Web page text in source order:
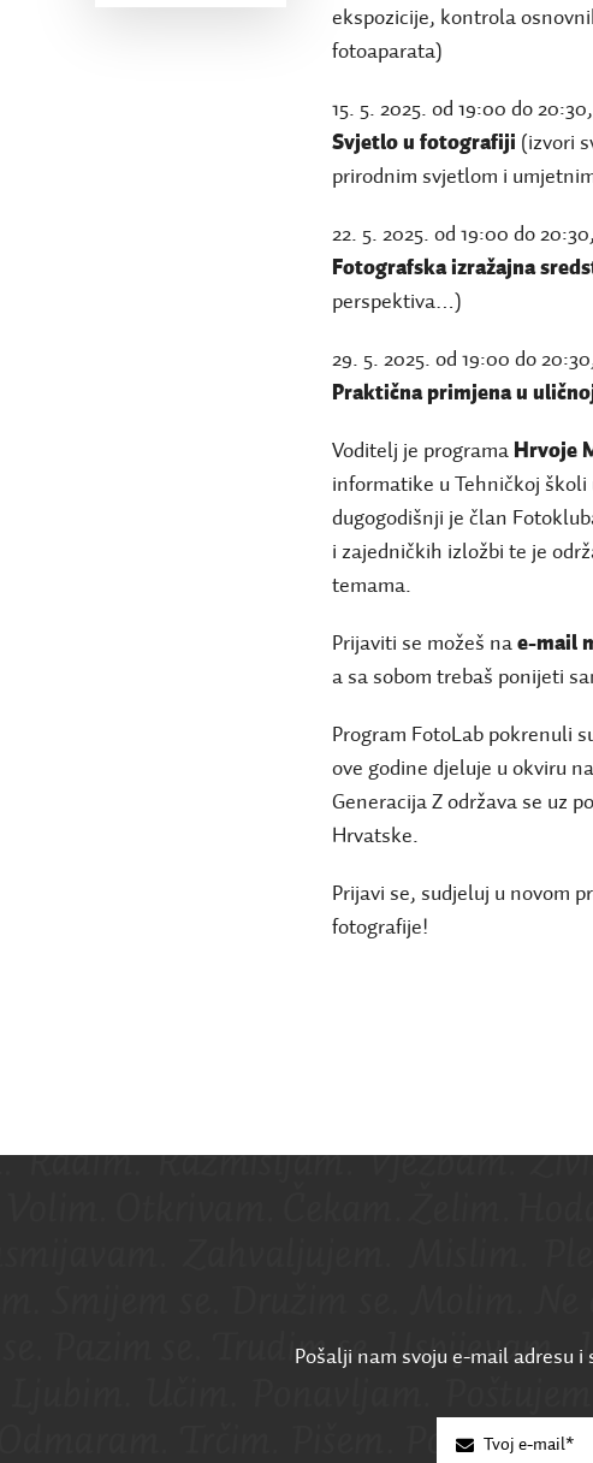
ekspozicije, kontrola
fotoaparata)
15. 5. 2025. od 19:00 do
Svjetlo u fotografiji (izvori
prirodnim svjetlom i
22. 5. 2025. od 19:00 do
Fotografska izražajna
perspektiva…)
29. 5. 2025. od 19:00 do
Praktična primjena u
Voditelj je programa Hrvoje
informatike u Tehničkoj školi
dugogodišnji je član
i zajedničkih izložbi te je
temama.
Prijaviti se možeš nae-mail
a sa sobom trebaš ponijeti
Program FotoLab pokrenuli
ove godine djeluje u okviru
Generacija Z održava se uz
Hrvatske.
Prijavi se, sudjeluj u novom
fotografije!
Pošalji nam svoju e-mail adresu